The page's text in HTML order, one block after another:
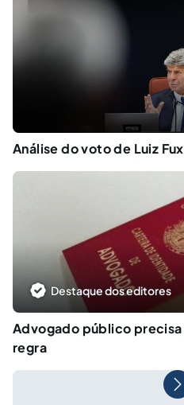
Análise do voto de Luiz
Destaque dos editores
Advogado público precisa
regra